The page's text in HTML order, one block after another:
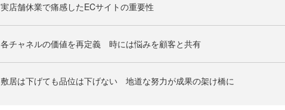
実店舗休業で痛感したECサイトの重要性
各チャネルの価値を再定義 時には悩みを顧客と共有
敷居は下げても品位は下げない 地道な努力が成果の架け橋に